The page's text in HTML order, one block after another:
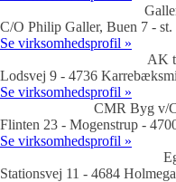
C/O Philip Galler, Buen 7 -
Se virksomhedsprofil »
AK
Lodsvej 9 - 4736
Se virksomhedsprofil »
CMR Byg v/
Flinten 23 - Mogenstrup -
Se virksomhedsprofil »
Stationsvej 11 - 4684